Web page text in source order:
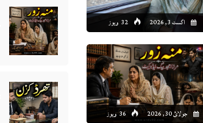
اگست 3, 2026 32 ویوز
جولائ 30, 2026 36 ویوز